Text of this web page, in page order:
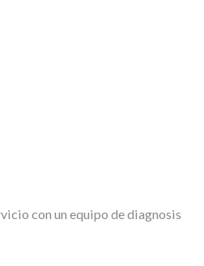
con un equipo de diagnosis